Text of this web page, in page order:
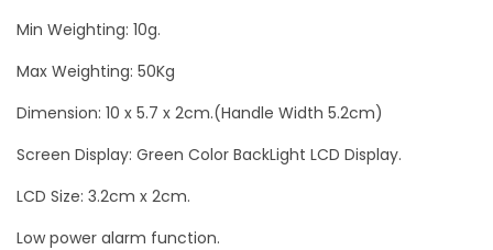
Min Weighting: 10g.
Max Weighting: 50Kg
Dimension: 10 x 5.7 x 2cm.(Handle Width 5.2cm)
Screen Display: Green Color BackLight LCD Display.
LCD Size: 3.2cm x 2cm.
Low power alarm function.